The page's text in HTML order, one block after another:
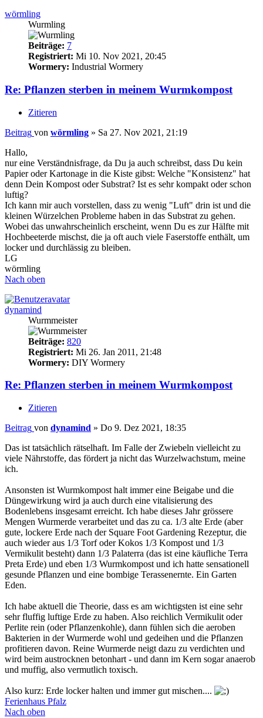
wörmling
Wurmling
Beiträge: 7
Registriert: Mi 10. Nov 2021, 20:45
Wormery: Industrial Wormery
Re: Pflanzen sterben in meinem Wurmkompost
Zitieren
Beitrag von wörmling » Sa 27. Nov 2021, 21:19
Hallo,
nur eine Verständnisfrage, da Du ja auch schreibst, dass Du kein
Papier oder Kartonage in die Kiste gibst: Welche "Konsistenz" hat
denn Dein Kompost oder Substrat? Ist es sehr kompakt oder schon
luftig?
Ich kann mir auch vorstellen, dass zu wenig "Luft" drin ist und die
kleinen Würzelchen Probleme haben in das Substrat zu gehen.
Wobei das unwahrscheinlich erscheint, wenn Du es zur Hälfte mit
Hochbeeterde mischst, die ja oft auch viele Faserstoffe enthält, um
locker und durchlässig zu bleiben.
LG
wörmling
Nach oben
dynamind
Wurmmeister
Beiträge: 820
Registriert: Mi 26. Jan 2011, 21:48
Wormery: DIY Wormery
Re: Pflanzen sterben in meinem Wurmkompost
Zitieren
Beitrag von dynamind » Do 9. Dez 2021, 18:35
Das ist tatsächlich rätselhaft. Im Falle der Zwiebeln vielleicht zu
viele Nährstoffe, das fördert ja nicht das Wurzelwachstum, meine
ich.
Ansonsten ist Wurmkompost halt immer eine Beigabe und die
Düngewirkung wird ja auch durch eine vitalisierung des
Bodenlebens insgesamt erreicht. Ich habe dieses Jahr grössere
Mengen Wurmerde verarbeitet und das zu ca. 1/3 alte Erde (aber
gute, lockere Erde nach der Square Foot Gardening Rezeptur, die
auch wieder aus 1/3 Torf oder Kokos 1/3 Kompost und 1/3
Vermikulit besteht) dann 1/3 Palaterra (das ist eine käufliche Terra
Preta Erde) und eben 1/3 Wurmkompost und ich hatte sensationell
gesunde Pflanzen und eine bombige Terassenernte. Ein Garten
Eden.
Ich habe aktuell die Theorie, dass es am wichtigsten ist eine sehr
sehr fluffig luftige Erde zu haben. Also reichlich Vermikulit oder
Perlite rein (oder Pflanzenkohle), dann fühlen sich die aeroben
Bakterien in der Wurmerde wohl und gedeihen und die Pflanzen
profitieren davon. Reine Wurmerde neigt dazu zu verdichten und
wird beim austrocknen betonhart - und dann im Kern sogar anaerob
und muffig, also vermutlich toxisch.
Also kurz: Erde locker halten und immer gut mischen....
Ferienhaus Pfalz
Nach oben